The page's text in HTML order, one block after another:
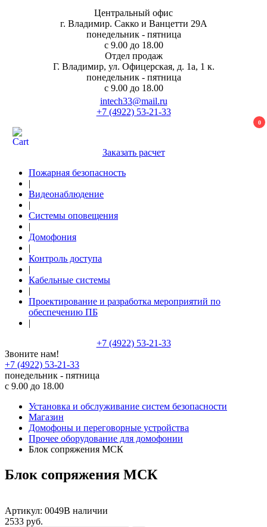
Центральный офис
г. Владимир. Сакко и Ванцетти 29А
понедельник - пятница
с 9.00 до 18.00
Отдел продаж
Г. Владимир, ул. Офицерская, д. 1а, 1 к.
понедельник - пятница
с 9.00 до 18.00
intech33@mail.ru
+7 (4922) 53-21-33
0
Заказать расчет
Пожарная безопасность
|
Видеонаблюдение
|
Системы оповещения
|
Домофония
|
Контроль доступа
|
Кабельные системы
|
Проектирование и разработка мероприятий по
обеспечению ПБ
|
+7 (4922) 53-21-33
Звоните нам!
+7 (4922) 53-21-33
понедельник - пятница
с 9.00 до 18.00
Установка и обслуживание систем безопасности
Магазин
Домофоны и переговорные устройства
Прочее оборудование для домофонии
Блок сопряжения МСК
Блок сопряжения МСК
Артикул: 0049В наличии
2533 руб.